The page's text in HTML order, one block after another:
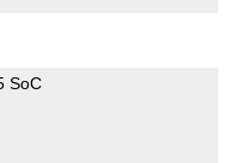
SoC